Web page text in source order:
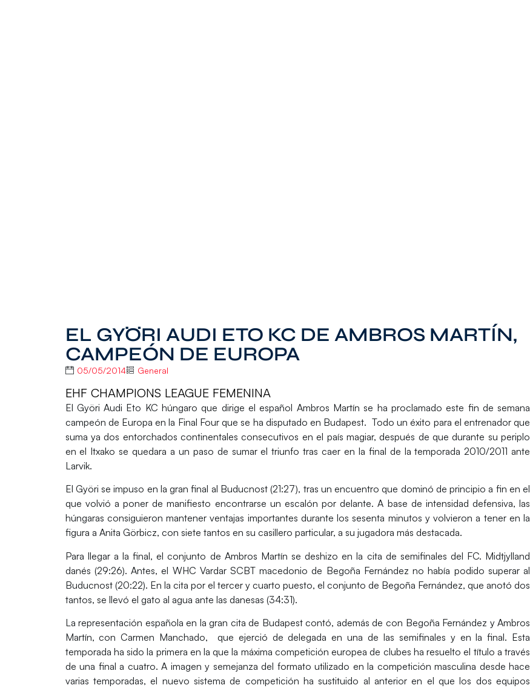
EL GYÖRI AUDI ETO KC DE AMBROS MARTÍN,
CAMPEÓN DE EUROPA
05/05/2014 General
EHF CHAMPIONS LEAGUE FEMENINA
El Györi Audi Eto KC húngaro que dirige el español Ambros Martín se ha proclamado este fin de semana
campeón de Europa en la Final Four que se ha disputado en Budapest. Todo un éxito para el entrenador que
suma ya dos entorchados continentales consecutivos en el país magiar, después de que durante su periplo
en el Itxako se quedara a un paso de sumar el triunfo tras caer en la final de la temporada 2010/2011 ante
Larvik.
El Györi se impuso en la gran final al Buducnost(21:27), tras un encuentro que dominó de principio a fin en el
que volvió a poner de manifiesto encontrarse un escalón por delante. A base de intensidad defensiva, las
húngaras consiguieron mantener ventajas importantes durante los sesenta minutos y volvieron a tener en la
figura a Anita Görbicz, con siete tantos en su casillero particular, a su jugadora más destacada.
Para llegar a la final, el conjunto de Ambros Martín se deshizo en la cita de semifinales del FC. Midtjylland
danés (29:26). Antes, el WHC Vardar SCBT macedonio de Begoña Fernándezno había podido superar al
Buducnost(20:22). En la cita por el tercer y cuarto puesto, el conjunto de Begoña Fernández, que anotó dos
tantos, se llevó el gato al agua ante las danesas (34:31).
La representación española en la gran cita de Budapest contó, además de con Begoña Fernández yAmbros
Martín, conCarmen Manchado, que ejerció de delegada en una de las semifinales y en la final. Esta
temporada ha sido la primera en la que la máxima competición europea de clubes ha resuelto el título a través
de una final a cuatro. A imagen y semejanza del formato utilizado en la competición masculina desde hace
varias temporadas, el nuevo sistema de competición ha sustituido al anterior en el que los dos equipos